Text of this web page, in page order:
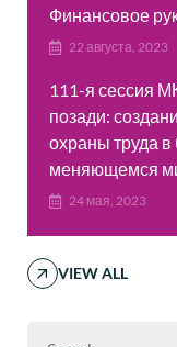
Финансовое
22 августа, 2023
111-я сессия
позади:
охраны труда
меняющемся
24 мая, 2023
VIEW ALL